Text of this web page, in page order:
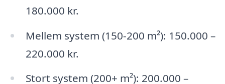
180.000 kr.
Mellem system (150-200 m²): 150.000 –
220.000 kr.
Stort system (200+ m²): 200.000 –